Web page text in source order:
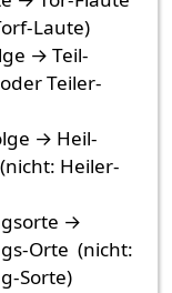
Laute)
→ Teil-
Teiler-
→ Heil-
Heiler-
→
Orte (nicht:
Sorte)